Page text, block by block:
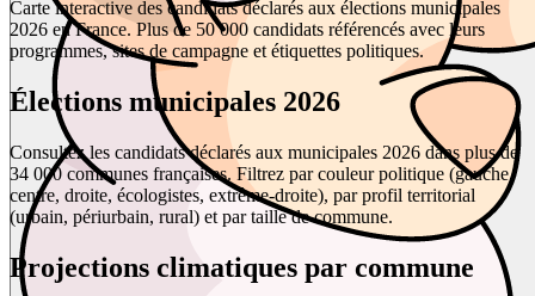
Carte interactive des candidats déclarés aux élections municipales
2026 en France. Plus de 50 000 candidats référencés avec leurs
programmes, sites de campagne et étiquettes politiques.
Élections municipales 2026
Consultez les candidats déclarés aux municipales 2026 dans plus de
34 000 communes françaises. Filtrez par couleur politique (gauche,
centre, droite, écologistes, extrême-droite), par profil territorial
(urbain, périurbain, rural) et par taille de commune.
Projections climatiques par commune